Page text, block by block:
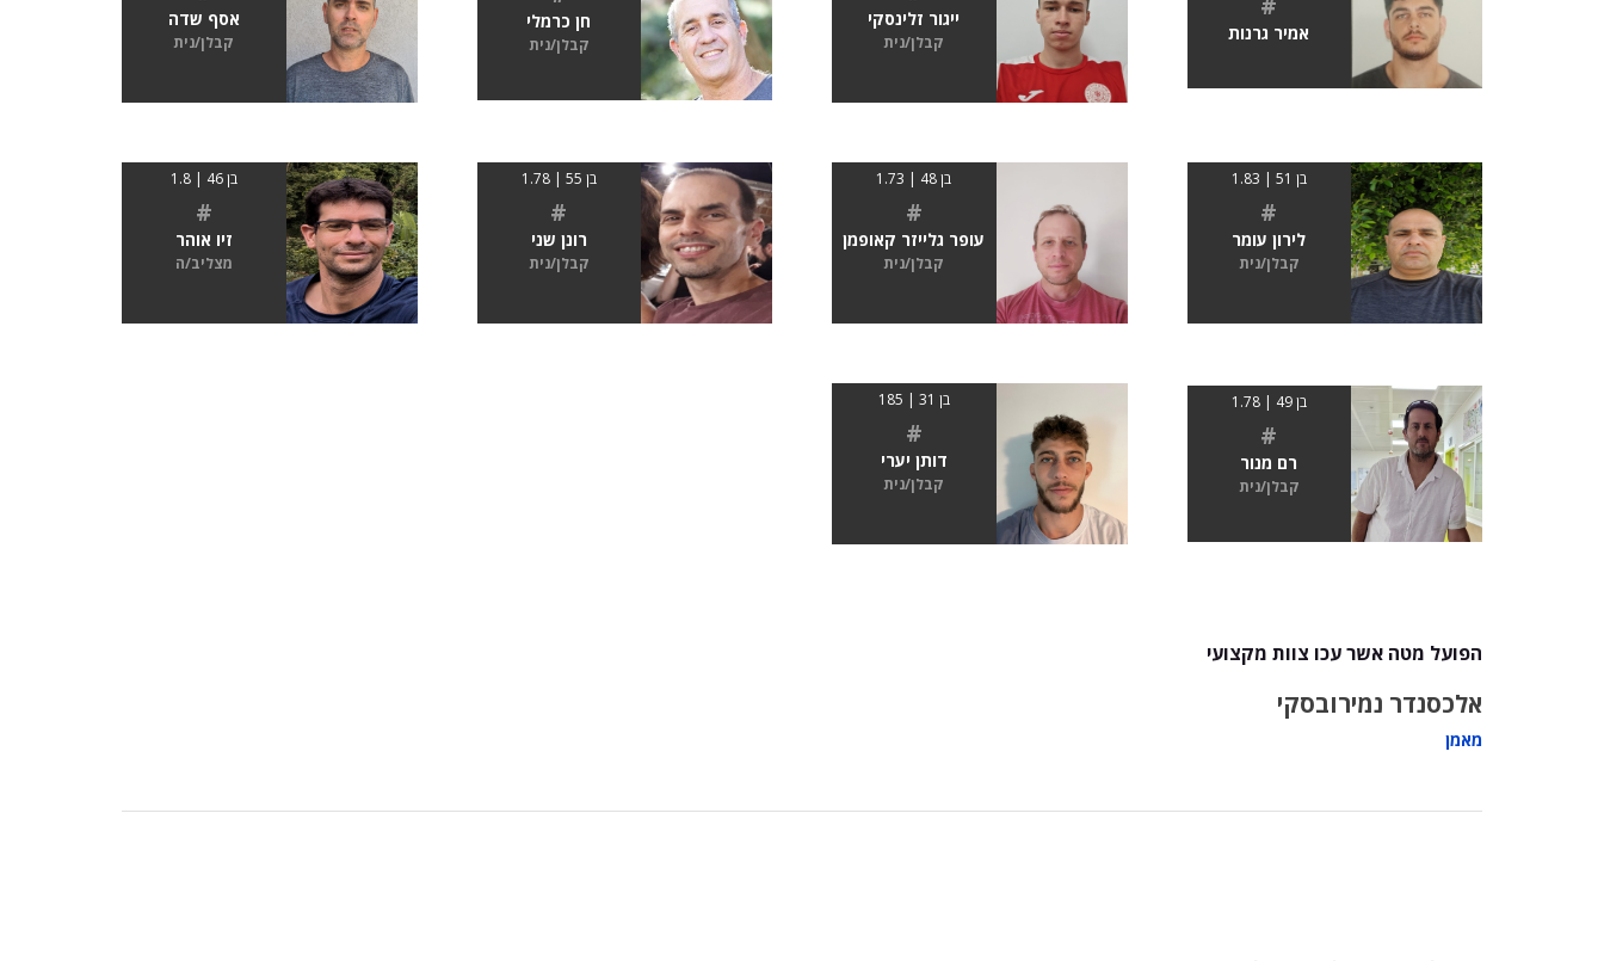
אמיר גרנות
ייגור זלינסקי
קבלן/נית
חן כרמלי
קבלן/נית
אסף שדה
קבלן/נית
בן 51 | 1.83
#
לירון עומר
קבלן/נית
בן 48 | 1.73
#
עופר גלייזר קאופמן
קבלן/נית
בן 55 | 1.78
#
רונן שני
קבלן/נית
בן 46 | 1.8
#
זיו אוהר
מצליב/ה
בן 49 | 1.78
#
רם מנור
קבלן/נית
בן 31 | 185
#
דותן יערי
קבלן/נית
הפועל מטה אשר עכו צוות מקצועי
אלכסנדר נמירובסקי
מאמן